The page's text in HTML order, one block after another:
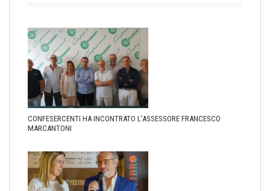
CONFESERCENTI HA INCONTRATO L’ASSESSORE FRANCESCO
MARCANTONI